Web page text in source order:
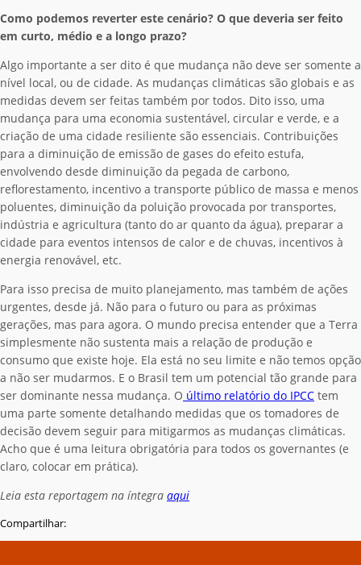
Como podemos reverter este cenário? O que deveria ser feito
em curto, médio e a longo prazo?
Algo importante a ser dito é que mudança não deve ser somente a
nível local, ou de cidade. As mudanças climáticas são globais e as
medidas devem ser feitas também por todos. Dito isso, uma
mudança para uma economia sustentável, circular e verde, e a
criação de uma cidade resiliente são essenciais. Contribuições
para a diminuição de emissão de gases do efeito estufa,
envolvendo desde diminuição da pegada de carbono,
reflorestamento, incentivo a transporte público de massa e menos
poluentes, diminuição da poluição provocada por transportes,
indústria e agricultura (tanto do ar quanto da água), preparar a
cidade para eventos intensos de calor e de chuvas, incentivos à
energia renovável, etc.
Para isso precisa de muito planejamento, mas também de ações
urgentes, desde já. Não para o futuro ou para as próximas
gerações, mas para agora. O mundo precisa entender que a Terra
simplesmente não sustenta mais a relação de produção e
consumo que existe hoje. Ela está no seu limite e não temos opção
a não ser mudarmos. E o Brasil tem um potencial tão grande para
ser dominante nessa mudança. O último relatório do IPCC tem
uma parte somente detalhando medidas que os tomadores de
decisão devem seguir para mitigarmos as mudanças climáticas.
Acho que é uma leitura obrigatória para todos os governantes (e
claro, colocar em prática).
Leia esta reportagem na íntegra aqui
Compartilhar: